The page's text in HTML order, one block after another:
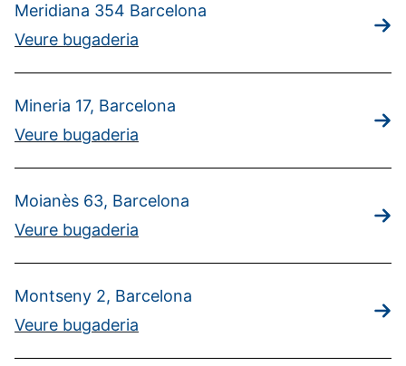
Meridiana 354 Barcelona
Veure bugaderia
Mineria 17, Barcelona
Veure bugaderia
Moianès 63, Barcelona
Veure bugaderia
Montseny 2, Barcelona
Veure bugaderia